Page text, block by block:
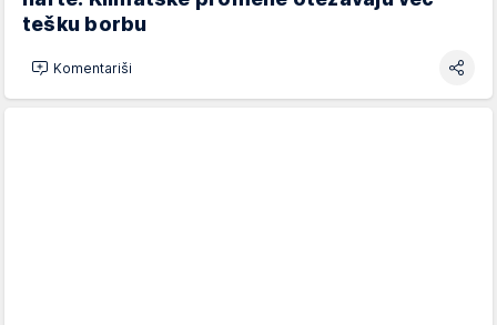
tešku borbu
Komentariši